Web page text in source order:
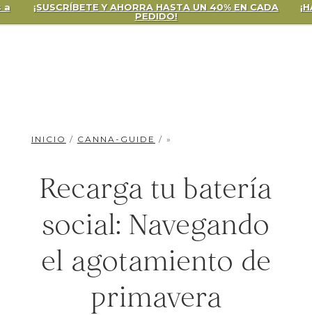
Y AHORRA HASTA UN 40% EN CADA
PEDIDO!
¡HAGA
INICIO / CANNA-GUIDE / »
Recarga tu batería
social: Navegando
el agotamiento de
primavera